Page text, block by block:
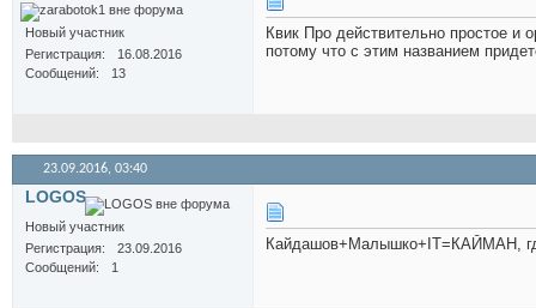
Новый участник
Регистрация
16.08.2016
Сообщений
13
Квик Про действительно простое и
потому что с этим названием
23.09.2016, 03:40
LOGOS
Новый участник
Регистрация
23.09.2016
Сообщений
1
Кайдашов+Малышко+IT=КАЙМАН,